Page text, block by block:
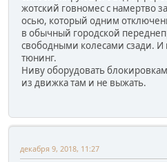
жотский говномес с намертво
осью, который одним
в обычный городской
свободными колесами сзади. И
тюнинг.
Ниву оборудовать
из движка там и не выжать.
декабря 9, 2018, 11:27